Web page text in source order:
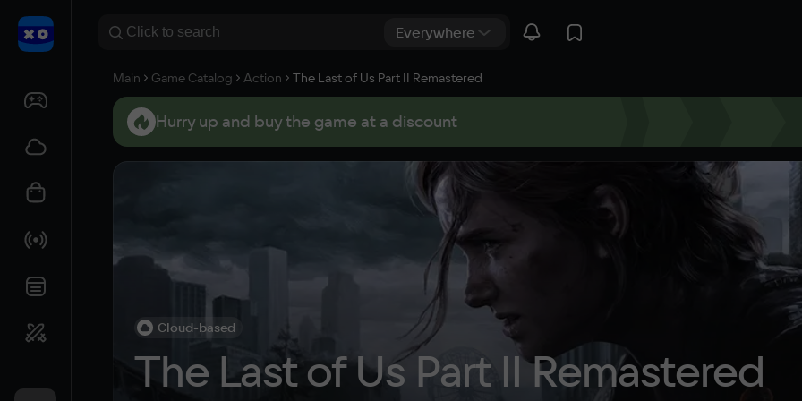
Main Game Catalog Action The Last of Us Part II Remastered
Hurry up and buy the game at a discount
Cloud-based
The Last of Us Part II Remastered